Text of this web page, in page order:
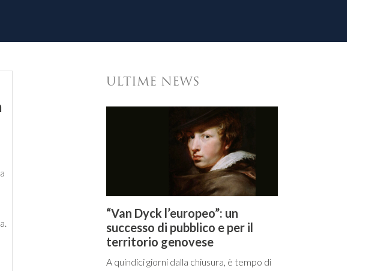
ULTIME NEWS
“Van Dyck l’europeo”: un
successo di pubblico e per il
territorio genovese
A quindici giorni dalla chiusura, è tempo di